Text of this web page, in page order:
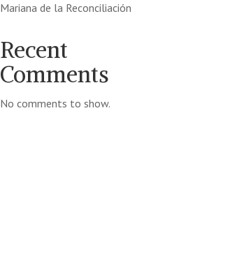
Mariana de la Reconciliación
Recent
Comments
No comments to show.